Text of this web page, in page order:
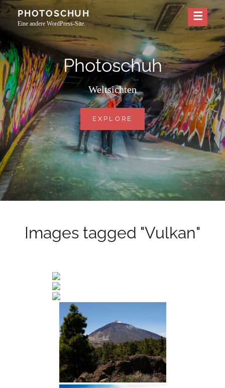
Skip
content
PHOTOSCHUH
Eine andere WordPress-Site.
Photoschuh
Weltsichten
EXPLORE PHOTOSCHUH
Images tagged "Vulkan"